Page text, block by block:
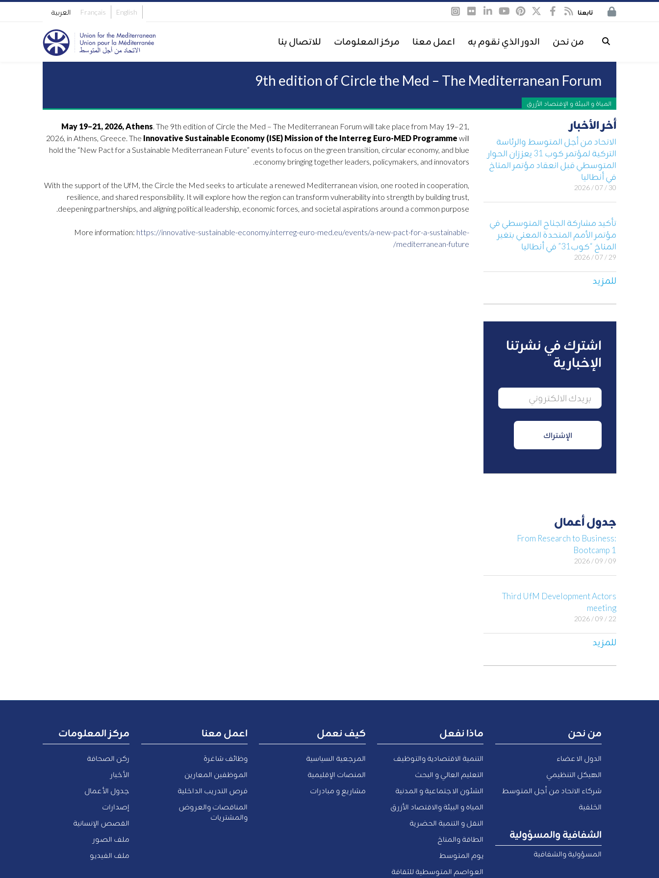
English
Français العربية تابعنا
من نحن الدور الذي نقوم به اعمل معنا مركز المعلومات للاتصال بنا
9th edition of Circle the Med – The Mediterranean Forum
المياة و البيئة و الإقتصاد الأزرق
May 19–21, 2026, Athens. The 9th edition of Circle the Med – The Mediterranean Forum will take place from May 19–21,
2026, in Athens, Greece.The Innovative Sustainable Economy (ISE) Mission of the Interreg Euro-MED Programme will
hold the “New Pact for a Sustainable Mediterranean Future” events to focus on the green transition, circular economy, and blue
economy bringing together leaders, policymakers, and innovators.
With the support of the UfM, the Circle the Med seeks to articulate a renewed Mediterranean vision, one rooted in cooperation,
resilience, and shared responsibility. It will explore how the region can transform vulnerability into strength by building trust,
deepening partnerships, and aligning political leadership, economic forces, and societal aspirations around a common purpose.
More information: https://innovative-sustainable-economy.interreg-euro-med.eu/events/a-new-pact-for-a-sustainable-
mediterranean-future/
أخر الأخبار
الاتحاد من أجل المتوسط والرئاسة
التركية لمؤتمر كوب 31 يعززان الحوار
المتوسطي قبل انعقاد مؤتمر المناخ
في أنطاليا
30 / 07 / 2026
تأكيد مشاركة الجناح المتوسطي في
مؤتمر الأمم المتحدة المعني بتغير
المناخ “كوب31” في أنطاليا
29 / 07 / 2026
للمزيد
اشترك في نشرتنا
الإخبارية
جدول أعمال
From Research to Business:
Bootcamp 1
09 / 09 / 2026
Third UfM Development Actors
meeting
22 / 09 / 2026
للمزيد
مركز المعلومات
ركن الصحافة
الأخبار
جدول الأعمال
إصدارات
القصص الإنسانية
ملف الصور
ملف الفيديو
اعمل معنا
وظائف شاغرة
الموظفين المعارين
فرص التدريب الداخلية
المناقصات والعروض
والمشتريات
كيف نعمل
المرجعية السياسية
المنصات الإقليمية
مشاريع و مبادرات
ماذا نفعل
التنمية الاقتصادية والتوظيف
التعليم العالي و البحث
الشئون الاجتماعية و المدنية
المياه و البيئة والاقتصاد الأزرق
النقل و التنمية الحضرية
الطاقة والمناخ
يوم المتوسط
العواصم المتوسطية للثقافة
من نحن
الدول الاعضاء
الهيكل التنظيمي
شركاء الاتحاد من أجل المتوسط
الخلفية
الشفافية والمسؤولية
المسؤولية والشفافية